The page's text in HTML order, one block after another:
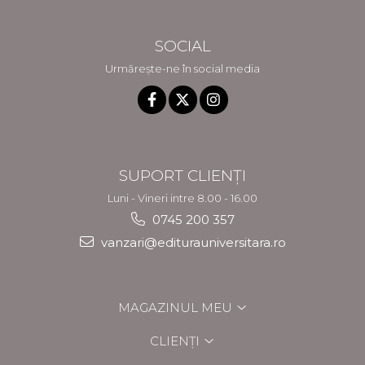
SOCIAL
Urmărește-ne în social media
SUPORT CLIENȚI
Luni - Vineri intre 8.00 - 16.00
0745 200 357
vanzari@editurauniversitara.ro
MAGAZINUL MEU
CLIENȚI